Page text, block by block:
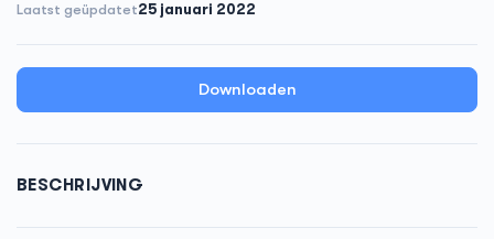
Laatst geüpdatet25 januari 2022
Downloaden
BESCHRIJVING